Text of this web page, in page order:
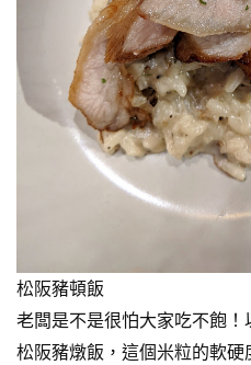
松阪豬頓飯
老闆是不是很怕大家吃不飽
松阪豬燉飯，這個米粒的軟